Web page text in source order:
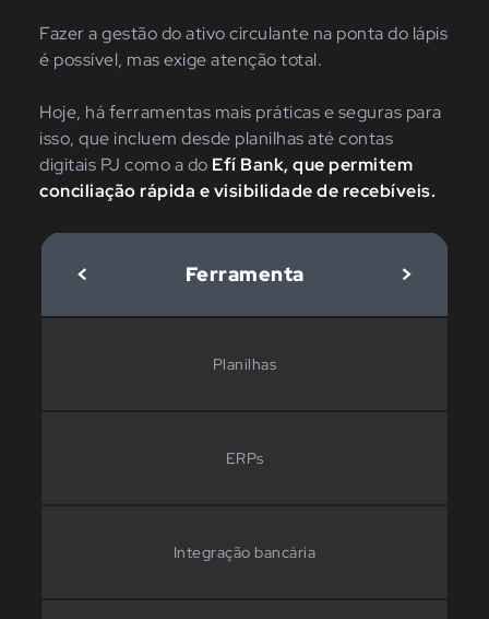
Fazer a gestão do ativo circulante na ponta do lápis
é possível, mas exige atenção total.
Hoje, há ferramentas mais práticas e seguras para
isso, que incluem desde planilhas até contas
digitais PJ como a do Efí Bank, que permitem
conciliação rápida e visibilidade de recebíveis.
< Ferramenta >
Planilhas
ERPs
Integração bancária